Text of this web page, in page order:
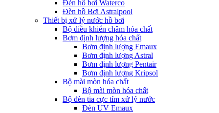
Đèn hồ bơi Waterco
Đèn hồ Bơi Astralpool
Thiết bị xử lý nước hồ bơi
Bộ điều khiển châm hóa chất
Bơm định lượng hóa chất
Bơm định lượng Emaux
Bơm định lượng Astral
Bơm định lượng Pentair
Bơm định lượng Kripsol
Bộ mài mòn hóa chất
Bộ mài mòn hóa chất
Bộ đèn tia cực tím xử lý nước
Đèn UV Emaux